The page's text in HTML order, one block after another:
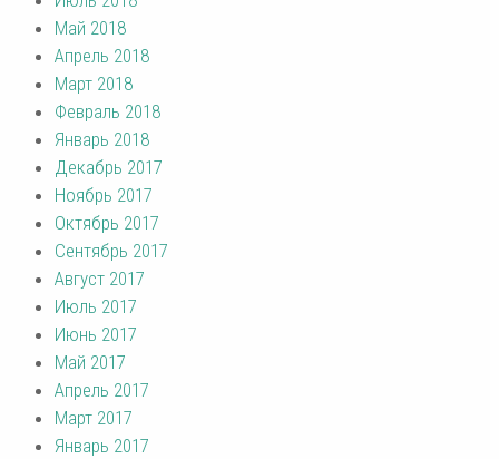
Май 2018
Апрель 2018
Март 2018
Февраль 2018
Январь 2018
Декабрь 2017
Ноябрь 2017
Октябрь 2017
Сентябрь 2017
Август 2017
Июль 2017
Июнь 2017
Май 2017
Апрель 2017
Март 2017
Январь 2017